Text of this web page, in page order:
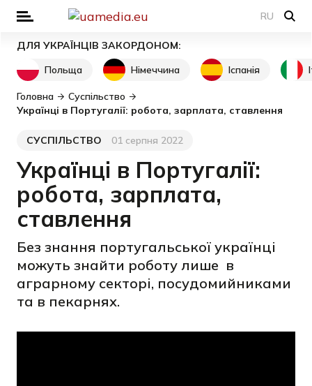
RU
ДЛЯ УКРАЇНЦІВ ЗАКОРДОНОМ:
Польща
Німеччина Іспанія
Головна
Суспільство
Українці в Португалії: робота, зарплата, ставлення
Категорія
СУСПІЛЬСТВО
Дата публікації01 серпня 2022
Українці в Португалії:
робота, зарплата,
ставлення
Без знання португальської українці
можуть знайти роботу лише в
аграрному секторі, посудомийниками
та в пекарнях.